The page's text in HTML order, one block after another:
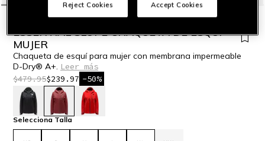
ESSENTIAL SLOPE CHAQUETA DE ESQUÍ
MUJER
Chaqueta de esquí para mujer con membrana impermeable
D-Dry® A+. Leer más
$479.95$239.97 -50%
seleccionado
Selecciona Talla
Reject Cookies Accept Cookies